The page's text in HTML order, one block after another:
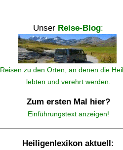
Unser Reise-Blog:
Reisen zu den Orten, an denen die
lebten und verehrt werden.
Zum ersten Mal hier?
Einführungstext anzeigen!
Heiligenlexikon aktuell: